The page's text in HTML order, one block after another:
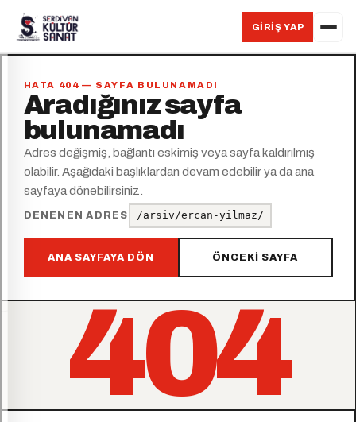
GIRIŞ YAP
HATA 404 — SAYFA BULUNAMADI
Aradığınız sayfa
bulunamadı
Adres değişmiş, bağlantı eskimiş veya sayfa kaldırılmış
olabilir. Aşağıdaki başlıklardan devam edebilir ya da ana
sayfaya dönebilirsiniz.
DENENEN ADRES /arsiv/ercan-yilmaz/
ANA SAYFAYA DÖN ÖNCEKI SAYFA
404